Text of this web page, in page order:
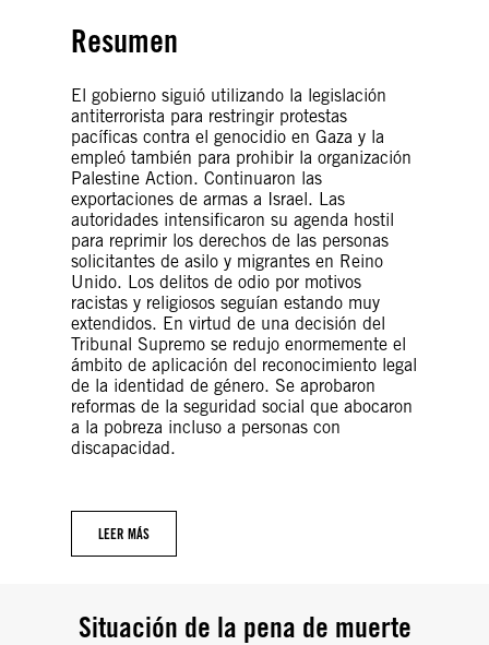
Resumen
El gobierno siguió utilizando la legislación
antiterrorista para restringir protestas
pacíficas contra el genocidio en Gaza y la
empleó también para prohibir la organización
Palestine Action. Continuaron las
exportaciones de armas a Israel. Las
autoridades intensificaron su agenda hostil
para reprimir los derechos de las personas
solicitantes de asilo y migrantes en Reino
Unido. Los delitos de odio por motivos
racistas y religiosos seguían estando muy
extendidos. En virtud de una decisión del
Tribunal Supremo se redujo enormemente el
ámbito de aplicación del reconocimiento legal
de la identidad de género. Se aprobaron
reformas de la seguridad social que abocaron
a la pobreza incluso a personas con
discapacidad.
LEER MÁS
Situación de la pena de muerte